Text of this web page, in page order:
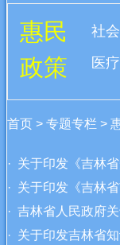
惠民
政策
社
医
首页> 专题专栏 >
· 关于印发《吉林
· 关于印发《吉林
· 吉林省人民政府
· 关于印发吉林省